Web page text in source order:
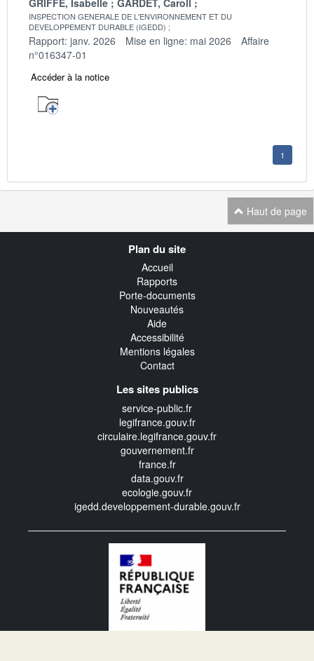
INSPECTION GENERALE DE L'ENVIRONNEMENT ET DU
DEVELOPPEMENT DURABLE (IGEDD)
Rapport: janv. 2026 Mise en ligne: mai 2026
Affaire
n°016347-01
Accéder à la notice
1
Haut de page
Plan du site
Accueil
Rapports
Porte-documents
Nouveautés
Aide
Accessibilité
Mentions légales
Contact
Les sites publics
service-public.fr
legifrance.gouv.fr
circulaire.legifrance.gouv.fr
gouvernement.fr
france.fr
data.gouv.fr
ecologie.gouv.fr
igedd.developpement-durable.gouv.fr